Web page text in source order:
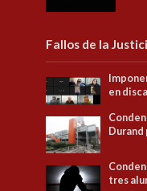
Fallos de la
en
tres